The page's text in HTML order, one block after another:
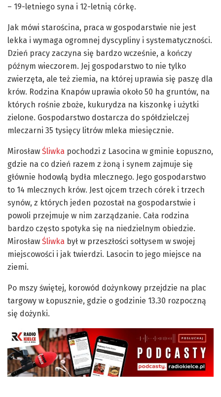
– 19-letniego syna i 12-letnią córkę.
Jak mówi starościna, praca w gospodarstwie nie jest
lekka i wymaga ogromnej dyscypliny i systematyczności.
Dzień pracy zaczyna się bardzo wcześnie, a kończy
późnym wieczorem. Jej gospodarstwo to nie tylko
zwierzęta, ale też ziemia, na której uprawia się paszę dla
krów. Rodzina Knapów uprawia około 50 ha gruntów, na
których rośnie zboże, kukurydza na kiszonkę i użytki
zielone. Gospodarstwo dostarcza do spółdzielczej
mleczarni 35 tysięcy litrów mleka miesięcznie.
Mirosław Śliwka pochodzi z Lasocina w gminie Łopuszno,
gdzie na co dzień razem z żoną i synem zajmuje się
głównie hodowlą bydła mlecznego. Jego gospodarstwo
to 14 mlecznych krów. Jest ojcem trzech córek i trzech
synów, z których jeden pozostał na gospodarstwie i
powoli przejmuje w nim zarządzanie. Cała rodzina
bardzo często spotyka się na niedzielnym obiedzie.
Mirosław Śliwka był w przeszłości sołtysem w swojej
miejscowości i jak twierdzi. Lasocin to jego miejsce na
ziemi.
Po mszy świętej, korowód dożynkowy przejdzie na plac
targowy w Łopusznie, gdzie o godzinie 13.30 rozpoczną
się dożynki.